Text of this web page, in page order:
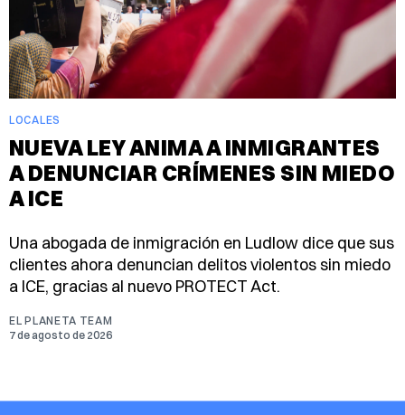
LOCALES
NUEVA LEY ANIMA A INMIGRANTES
A DENUNCIAR CRÍMENES SIN MIEDO
A ICE
Una abogada de inmigración en Ludlow dice que sus
clientes ahora denuncian delitos violentos sin miedo
a ICE, gracias al nuevo PROTECT Act.
EL PLANETA TEAM
7 de agosto de 2026